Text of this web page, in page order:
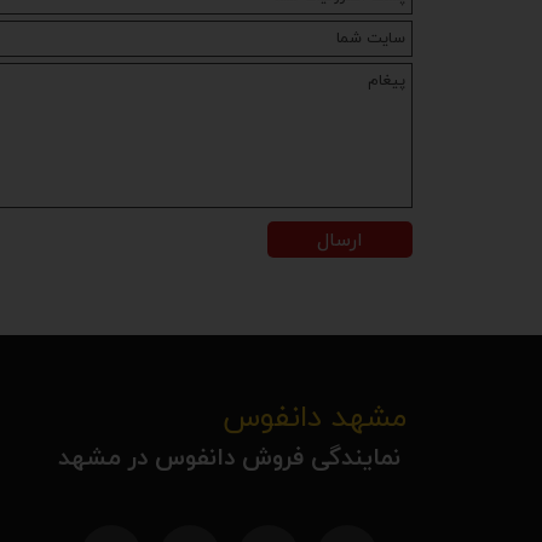
ارسال
مشهد دانفوس
نمایندگی فروش دانفوس در مشهد